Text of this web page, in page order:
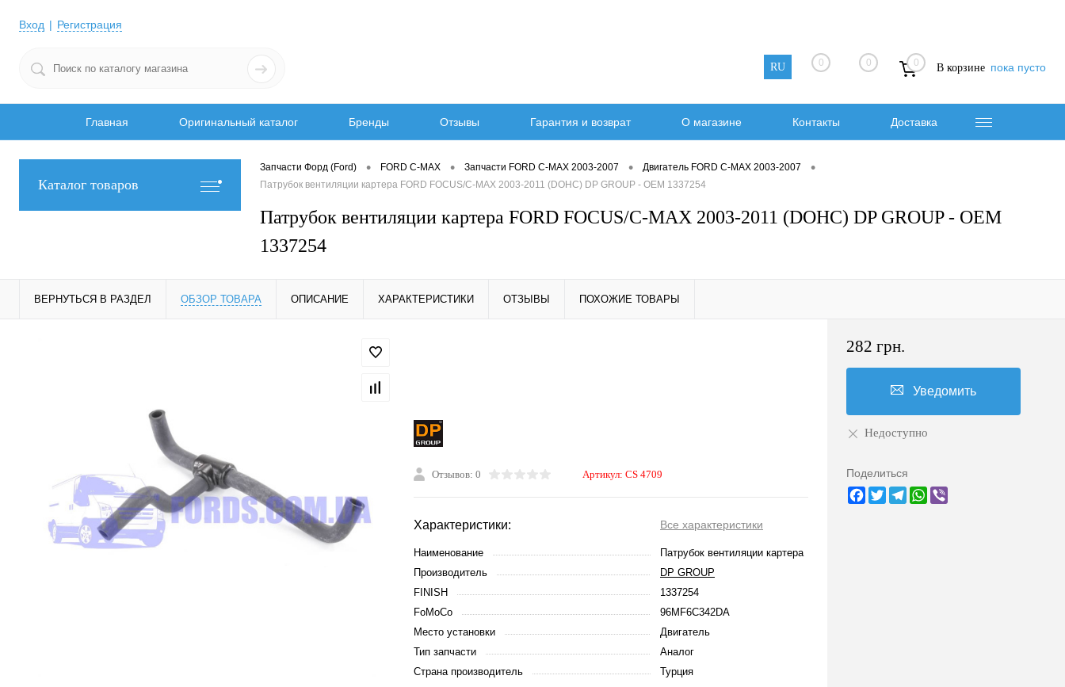
Вход Регистрация
RU 0 0 0 В корзине пока пусто
Главная Оригинальный каталог Бренды Отзывы Гарантия и возврат О магазине Контакты Доставка
Каталог товаров
Запчасти Форд (Ford) • FORD C-MAX • Запчасти FORD C-MAX 2003-2007 • Двигатель FORD C-MAX 2003-2007 •
Патрубок вентиляции картера FORD FOCUS/C-MAX 2003-2011 (DOHC) DP GROUP - OEM 1337254
Патрубок вентиляции картера FORD FOCUS/C-MAX 2003-2011 (DOHC) DP GROUP - OEM
1337254
ВЕРНУТЬСЯ В РАЗДЕЛ ОБЗОР ТОВАРА ОПИСАНИЕ ХАРАКТЕРИСТИКИ ОТЗЫВЫ ПОХОЖИЕ ТОВАРЫ
Отзывов: 0 Артикул: CS 4709
Характеристики: Все характеристики
Наименование
Патрубок вентиляции картера
Производитель
DP GROUP
FINISH
1337254
FoMoCo
96MF6C342DA
Место установки
Двигатель
Тип запчасти
Аналог
Страна производитель
Турция
282 грн.
Уведомить
Недоступно
Поделиться
Facebook
TwitterTelegramWhatsApp